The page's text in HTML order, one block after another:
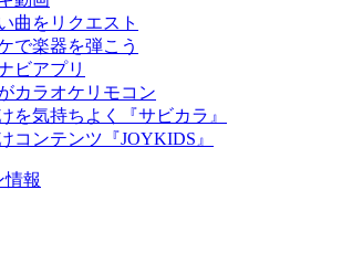
曲をリクエスト
で楽器を弾こう
ビアプリ
カラオケリモコン
を気持ちよく『サビカラ』
コンテンツ『JOYKIDS』
情報